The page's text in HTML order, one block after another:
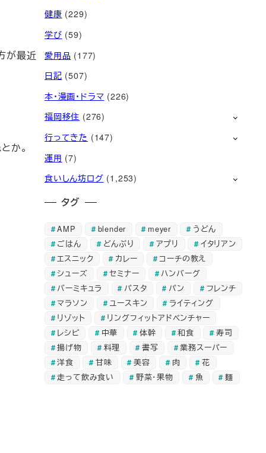
が最近
か。
健康 (229)
学び (59)
愛用品 (177)
日記 (507)
本・漫画・ドラマ (226)
福岡移住 (276)
行ってきた (147)
運用 (7)
食いしん坊ログ (1,253)
タグ
AMP blender meyer
うどん
ごはん
どんぶり アプリ
イタリアン
エスニック
カレー
コーチの教え
シューズ
セミナー
ハンバーグ
バーミキュラ
パスタ パン
フレンチ
マラソン
ユースキン
ライティング
リゾット
リングフィットアドベンチャー
レシピ
中華 体幹 和食
寿司
揚げ物
料理 書写
業務スーパー
洋食
甘味 美容 肉
花
走って飲み食い
野菜・果物 魚 麺